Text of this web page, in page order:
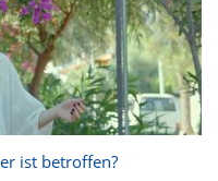
ist betroffen?